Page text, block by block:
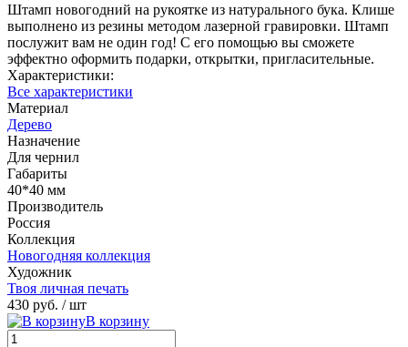
Штамп новогодний на рукоятке из натурального бука. Клише
выполнено из резины методом лазерной гравировки. Штамп
послужит вам не один год! С его помощью вы сможете
эффектно оформить подарки, открытки, пригласительные.
Характеристики:
Все характеристики
Материал
Дерево
Назначение
Для чернил
Габариты
40*40 мм
Производитель
Россия
Коллекция
Новогодняя коллекция
Художник
Твоя личная печать
430 руб. / шт
В корзину